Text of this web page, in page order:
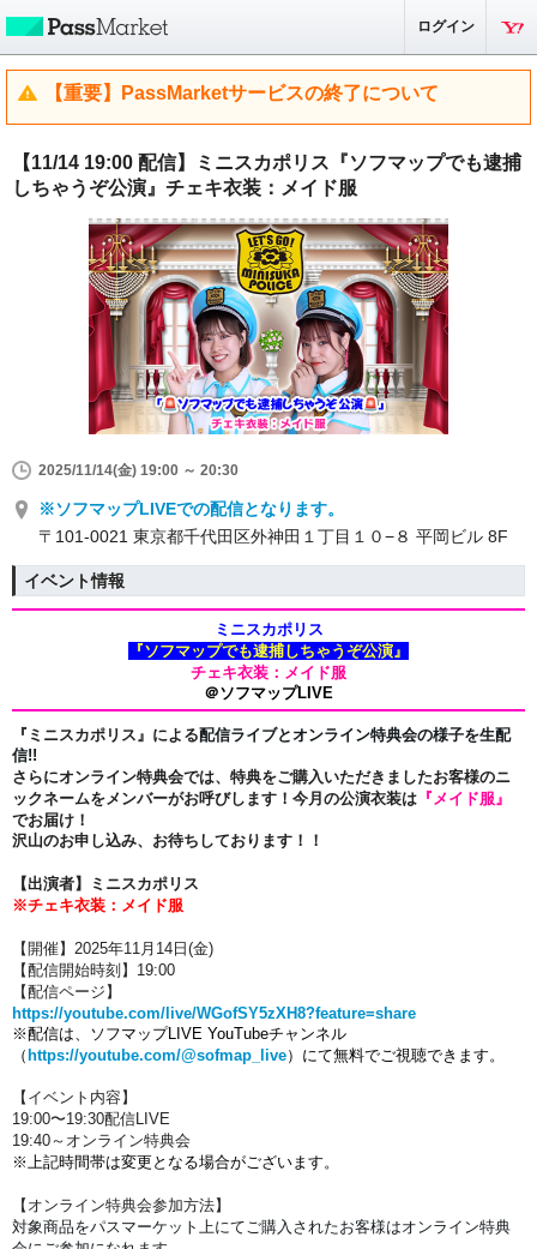
ログイン
【重要】PassMarketサービスの終了について
【11/14 19:00 配信】ミニスカポリス『ソフマップでも逮捕
しちゃうぞ公演』チェキ衣装：メイド服
2025/11/14(金) 19:00 ～ 20:30
※ソフマップLIVEでの配信となります。
〒101-0021 東京都千代田区外神田１丁目１０−８ 平岡ビル 8F
イベント情報
ミニスカポリス
『ソフマップでも逮捕しちゃうぞ公演』
チェキ衣装：メイド服
＠ソフマップLIVE
『ミニスカポリス』による配信ライブとオンライン特典会の様子を生配
信!!
さらにオンライン特典会では、特典をご購入いただきましたお客様のニ
ックネームをメンバーがお呼びします！ 今月の公演衣装は 『メイド服』
でお届け！
沢山のお申し込み、お待ちしております！！
【出演者】ミニスカポリス
※チェキ衣装：メイド服
【開催】2025年11月14日(金)
【配信開始時刻】19:00
【配信ページ】
https://youtube.com/live/WGofSY5zXH8?feature=share
※配信は、ソフマップLIVE YouTubeチャンネル
（ https://youtube.com/@sofmap_live）にて無料でご視聴できます。
【イベント内容】
19:00〜19:30配信LIVE
19:40～オンライン特典会
※上記時間帯は変更となる場合がございます。
【オンライン特典会参加方法】
対象商品をパスマーケット上にてご購入されたお客様はオンライン特典